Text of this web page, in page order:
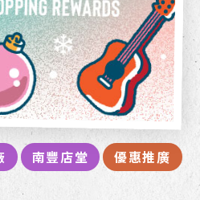
南豐店堂 優惠推廣